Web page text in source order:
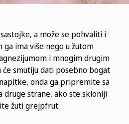
a može se pohvaliti i
ima više nego u žutom
i mnogim drugim
smutiju dati posebno bogat
onda ga pripremite sa
druge strane, ako ste skloniji
žuti grejpfrut.